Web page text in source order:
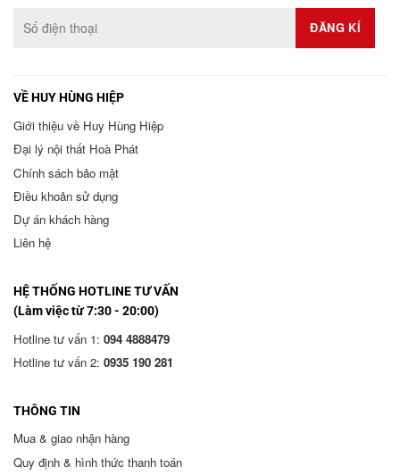
VỀ HUY HÙNG HIỆP
Giới thiệu về Huy Hùng Hiệp
Đại lý nội thất Hoà Phát
Chính sách bảo mật
Điều khoản sử dụng
Dự án khách hàng
Liên hệ
HỆ THỐNG HOTLINE TƯ VẤN
(Làm việc từ 7:30 - 20:00)
Hotline tư vấn 1: 094 4888479
Hotline tư vấn 2: 0935 190 281
THÔNG TIN
Mua & giao nhận hàng
Quy định & hình thức thanh toán